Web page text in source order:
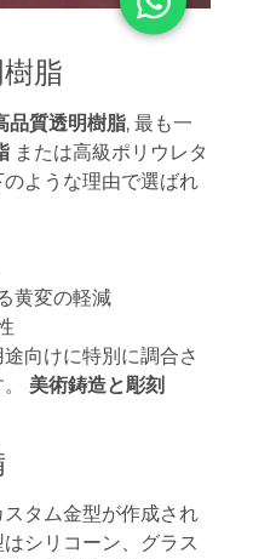
脂
品質透明樹脂, 最も一
または高級ポリウレタ
ような理由で選ばれ
黄変の軽減
向けに特別に調合さ
美術鋳造と彫刻
タム金型が作成され
シリコーン、グラス